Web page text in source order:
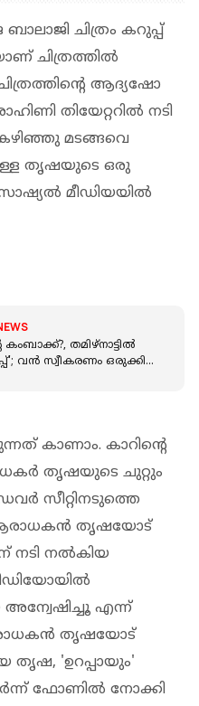
ചിത്രം കറുപ്പ്
ചിത്രത്തിൽ
ആദ്യഷോ
തിയേറ്ററിൽ നടി
മടങ്ങവെ
തൃഷയുടെ ഒരു
മീഡിയയിൽ
കംബാക്ക്?, തമിഴ്നാട്ടിൽ
വൻ സ്വീകരണം ഒരുക്കി
കാണാം. കാറിന്റെ
തൃഷയുടെ ചുറ്റും
സീറ്റിനടുത്തെ
തൃഷയോട്
നടി നൽകിയ
അന്വേഷിച്ചൂ എന്ന്
തൃഷയോട്
തൃഷ, 'ഉറപ്പായും'
ഫോണിൽ നോക്കി